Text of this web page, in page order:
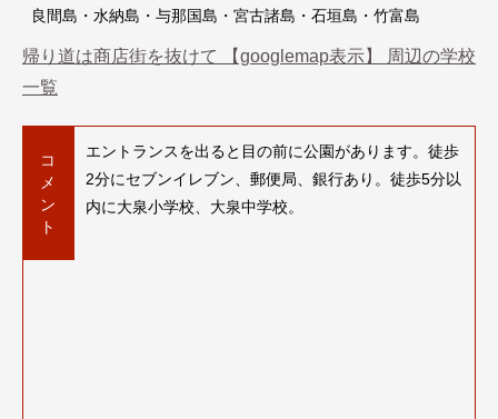
良間島・水納島・与那国島・宮古諸島・石垣島・竹富島
帰り道は商店街を抜けて 【googlemap表示】 周辺の学校
一覧
コ
メ
ン
ト
エントランスを出ると目の前に公園があります。徒歩
2分にセブンイレブン、郵便局、銀行あり。徒歩5分以
内に大泉小学校、大泉中学校。